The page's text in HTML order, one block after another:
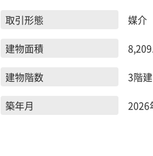
取引形態
媒介
建物面積
建物階数
3階建
築年月
2026